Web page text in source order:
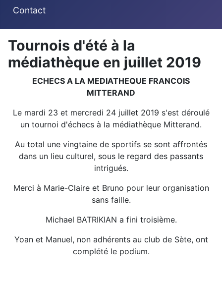
Contact
Tournois d'été à la
médiathèque en juillet 2019
ECHECS A LA MEDIATHEQUE FRANCOIS
MITTERAND
Le mardi 23 et mercredi 24 juillet 2019 s'est déroulé
un tournoi d'échecs à la médiathèque Mitterand.
Au total une vingtaine de sportifs se sont affrontés
dans un lieu culturel, sous le regard des passants
intrigués.
Merci à Marie-Claire et Bruno pour leur organisation
sans faille.
Michael BATRIKIAN a fini troisième.
Yoan et Manuel, non adhérents au club de Sète, ont
complété le podium.